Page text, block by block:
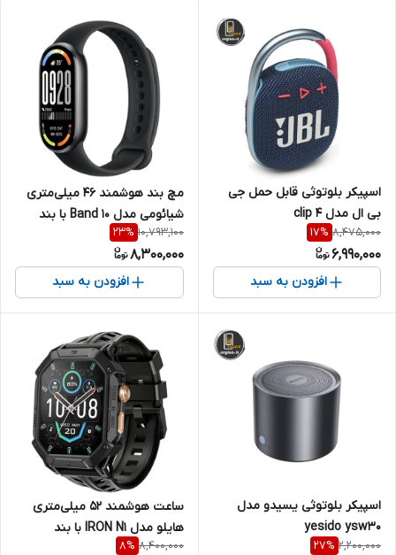
اسپیکر بلوتوثی قابل حمل جی
بی ال مدل clip 4
8,475,000
17%
6,990,000
افزودن به سبد
مچ بند هوشمند 46 میلی‌متری
شیائومی مدل Band 10 با بند
سیلیکونی
10,793,100
23%
8,300,000
افزودن به سبد
اسپیکر بلوتوثی یسیدو مدل
yesido ysw30
2,200,000
27%
ساعت هوشمند 52 میلی‌متری
هایلو مدل IRON N1 با بند
سیلیکونی
8,400,000
8%